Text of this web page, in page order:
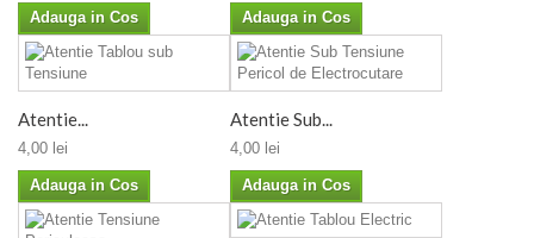
Adauga in Cos Adauga in Cos
Atentie...
4,00 lei
Adauga in Cos
Atentie Sub...
4,00 lei
Adauga in Cos